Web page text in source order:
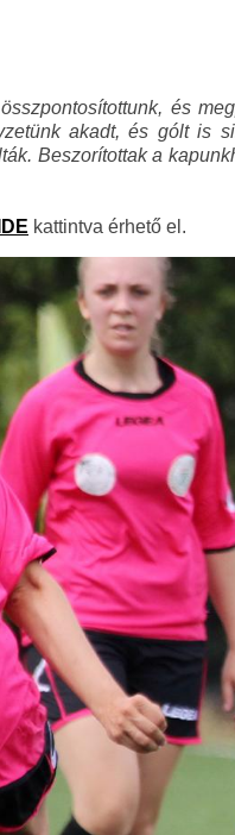
és
akadt, és gólt is
Beszorítottak a
IDE kattintva érhető el.